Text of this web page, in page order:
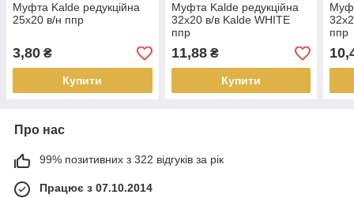
Муфта Kalde редукційна
25х20 в/н ппр
3,80 ₴
Купити
Муфта Kalde редукційна
32х20 в/в Kalde WHITE
ппр
11,88₴
Купити
ппр
Про нас
99% позитивних з 322 відгуків за рік
Працює з 07.10.2014